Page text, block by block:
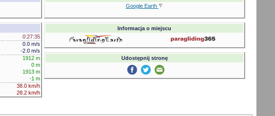
0:27:35
0.0 m/s
-2.0 m/s
1912 m
0 m
1913 m
-1 m
38.0 km/h
28.2 km/h
Google Earth
Informacja o miejscu
Udostępnij stronę